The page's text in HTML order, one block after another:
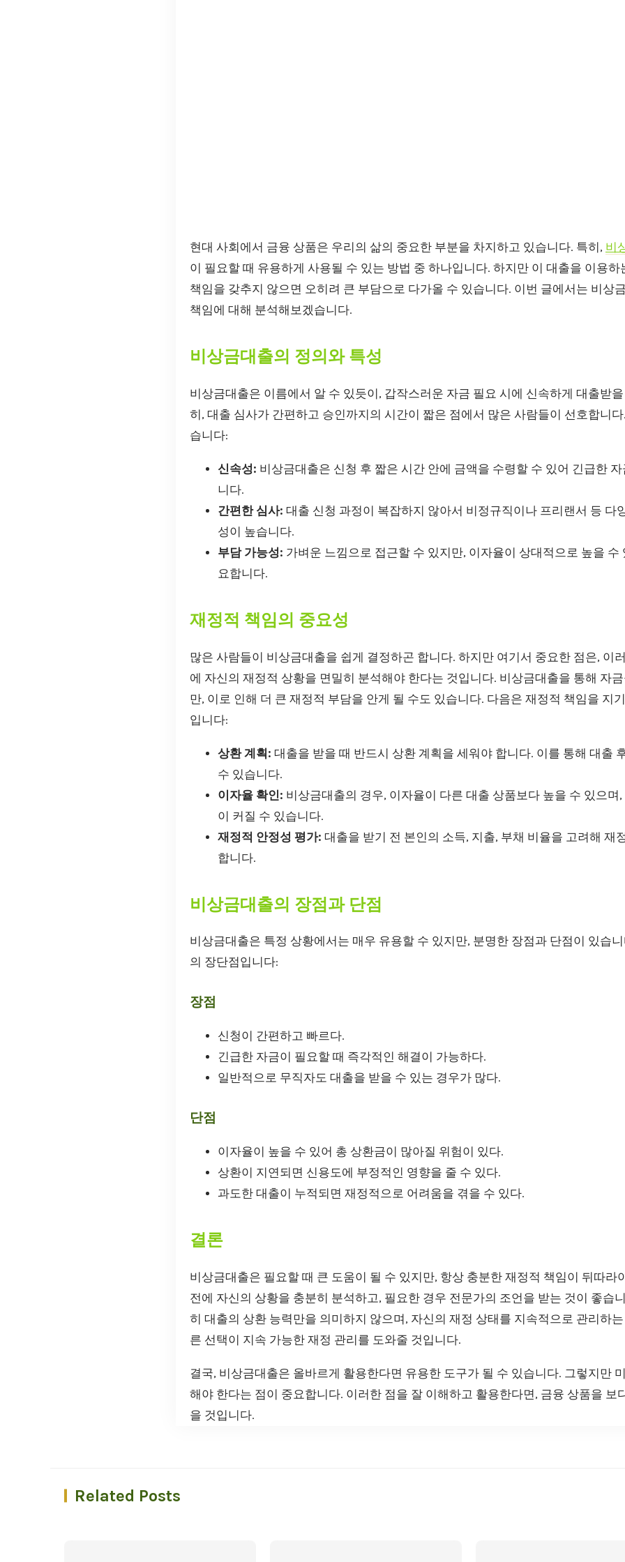
현대 사회에서 금융 상품은 우리의 삶의 중요한 부분을 차지하고 있습니다. 특히, 비
이 필요할 때 유용하게 사용될 수 있는 방법 중 하나입니다. 하지만 이 대출을 이용하
책임을 갖추지 않으면 오히려 큰 부담으로 다가올 수 있습니다. 이번 글에서는 비상
책임에 대해 분석해보겠습니다.
비상금대출의 정의와 특성
비상금대출은 이름에서 알 수 있듯이, 갑작스러운 자금 필요 시에 신속하게 대출받
히, 대출 심사가 간편하고 승인까지의 시간이 짧은 점에서 많은 사람들이 선호합니
습니다:
신속성: 비상금대출은 신청 후 짧은 시간 안에 금액을 수령할 수 있어 긴급한
니다.
간편한 심사: 대출 신청 과정이 복잡하지 않아서 비정규직이나 프리랜서 등 다
성이 높습니다.
부담 가능성: 가벼운 느낌으로 접근할 수 있지만, 이자율이 상대적으로 높을 수
요합니다.
재정적 책임의 중요성
많은 사람들이 비상금대출을 쉽게 결정하곤 합니다. 하지만 여기서 중요한 점은, 이
에 자신의 재정적 상황을 면밀히 분석해야 한다는 것입니다. 비상금대출을 통해 자
만, 이로 인해 더 큰 재정적 부담을 안게 될 수도 있습니다. 다음은 재정적 책임을 지
입니다:
상환 계획: 대출을 받을 때 반드시 상환 계획을 세워야 합니다. 이를 통해 대출
수 있습니다.
이자율 확인: 비상금대출의 경우, 이자율이 다른 대출 상품보다 높을 수 있으며
이 커질 수 있습니다.
재정적 안정성 평가: 대출을 받기 전 본인의 소득, 지출, 부채 비율을 고려해 재
합니다.
비상금대출의 장점과 단점
비상금대출은 특정 상황에서는 매우 유용할 수 있지만, 분명한 장점과 단점이 있습
의 장단점입니다:
장점
신청이 간편하고 빠르다.
긴급한 자금이 필요할 때 즉각적인 해결이 가능하다.
일반적으로 무직자도 대출을 받을 수 있는 경우가 많다.
단점
이자율이 높을 수 있어 총 상환금이 많아질 위험이 있다.
상환이 지연되면 신용도에 부정적인 영향을 줄 수 있다.
과도한 대출이 누적되면 재정적으로 어려움을 겪을 수 있다.
결론
비상금대출은 필요할 때 큰 도움이 될 수 있지만, 항상 충분한 재정적 책임이 뒤따라
전에 자신의 상황을 충분히 분석하고, 필요한 경우 전문가의 조언을 받는 것이 좋습
히 대출의 상환 능력만을 의미하지 않으며, 자신의 재정 상태를 지속적으로 관리하
른 선택이 지속 가능한 재정 관리를 도와줄 것입니다.
결국, 비상금대출은 올바르게 활용한다면 유용한 도구가 될 수 있습니다. 그렇지만
해야 한다는 점이 중요합니다. 이러한 점을 잘 이해하고 활용한다면, 금융 상품을 보
을 것입니다.
Related Posts